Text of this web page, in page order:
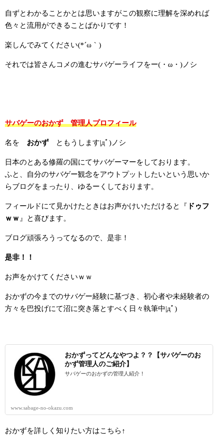
自ずとわかることかとは思いますがこの観察に理解を深めれば
色々と流用ができることばかりです！
楽しんでみてください(*´ω｀)
それでは皆さんコメの進むサバゲーライフをー(・ω・)ノシ
サバゲーのおかず 管理人プロフィール
名を おかず ともうします|дﾟ)ノシ
日本のとある修羅の国にてサバゲーマーをしております。
ふと、自分のサバゲー観念をアウトプットしたいという思いか
らブログをまったり、ゆるーくしております。
フィールドにて見かけたときはお声かけいただけると『 ドゥフ
ｗｗ 』と喜びます。
ブログ頑張ろうってなるので、是非！
是非！！
お声をかけてくださいｗｗ
おかずの今までのサバゲー経験に基づき、初心者や未経験者の
方々を巴投げにて沼に突き落とすべく日々執筆中|дﾟ)
おかずってどんなやつよ？？【サバゲーのお
かず管理人のご紹介】
サバゲーのおかずの管理人紹介！
www.sabage-no-okazu.com
おかずを詳しく知りたい方はこちら↑